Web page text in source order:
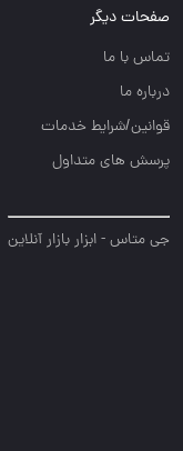
صفحات دیگر
تماس با ما
درباره ما
قوانین/شرایط خدمات
پرسش های متداول
جی متاس - ابزار بازار آنلاین